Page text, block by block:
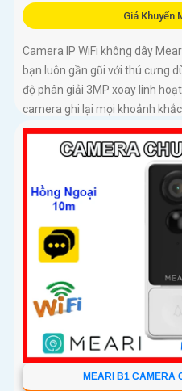
Giá Khuyến
Camera IP WiFi không dây
bạn luôn gần gũi với thú cưng
độ phân giải 3MP xoay linh
camera ghi lại mọi khoảnh
MEARI B1 CAMERA